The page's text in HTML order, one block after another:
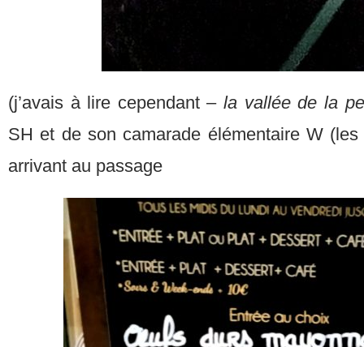
(j’avais à lire cependant –la vallée de la
SH et de son camarade élémentaire W
arrivant au passage